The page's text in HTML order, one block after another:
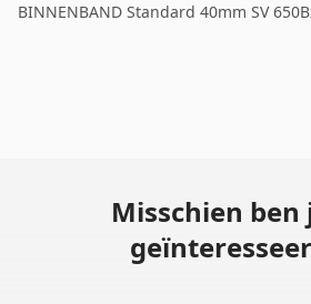
BINNENBAND Standard 40mm SV
Misschien ben